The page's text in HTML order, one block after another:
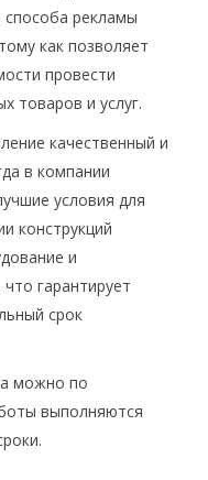
способа рекламы
как позволяет
провести
товаров и услуг.
качественный и
в компании
условия для
конструкций
и
гарантирует
срок
можно по
выполняются